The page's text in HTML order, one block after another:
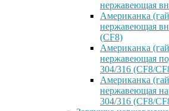
нержавеющая
Американка
нержавеющая
(CF8)
Американка
нержавеющая
304/316 (CF8/
Американка
нержавеющая
304/316 (CF8/